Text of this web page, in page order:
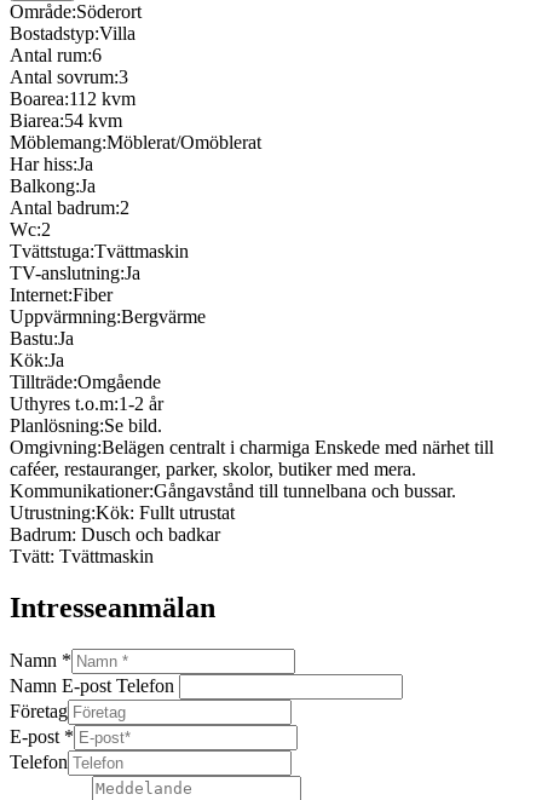
Område:Söderort
Bostadstyp:Villa
Antal rum:6
Antal sovrum:3
Boarea:112 kvm
Biarea:54 kvm
Möblemang:Möblerat/Omöblerat
Har hiss:Ja
Balkong:Ja
Antal badrum:2
Wc:2
Tvättstuga:Tvättmaskin
TV-anslutning:Ja
Internet:Fiber
Uppvärmning:Bergvärme
Bastu:Ja
Kök:Ja
Tillträde:Omgående
Uthyres t.o.m:1-2 år
Planlösning:Se bild.
Omgivning:Belägen centralt i charmiga Enskede med närhet till
caféer, restauranger, parker, skolor, butiker med mera.
Kommunikationer:Gångavstånd till tunnelbana och bussar.
Utrustning:Kök: Fullt utrustat
Badrum: Dusch och badkar
Tvätt: Tvättmaskin
Intresseanmälan
Namn *
Namn E-post Telefon
Företag
E-post *
Telefon